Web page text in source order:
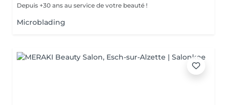
Depuis +30 ans au service de votre beauté !
Microblading